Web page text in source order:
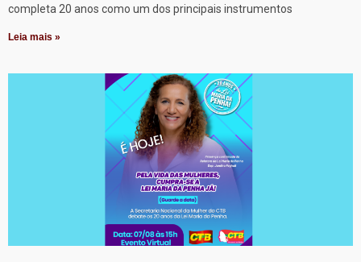
completa 20 anos como um dos principais instrumentos
Leia mais »